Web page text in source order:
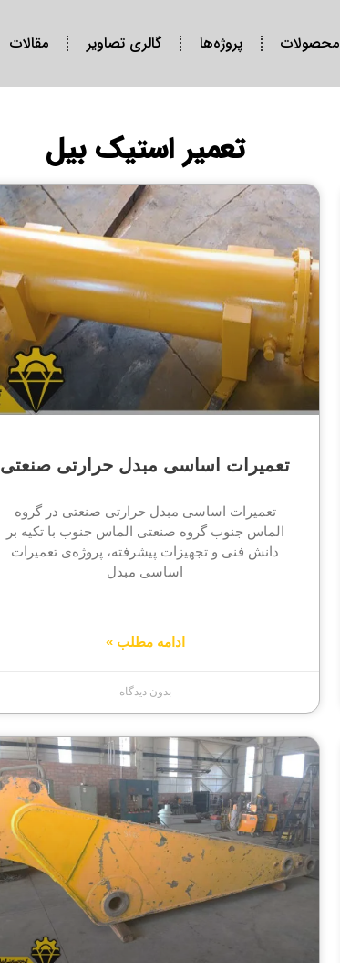
محصولات پروژه‌ها گالری تصاویر مقالات
تعمیر استیک بیل
تعمیرات اساسی مبدل حرارتی صنعتی
تعمیرات اساسی مبدل حرارتی صنعتی در گروه
الماس جنوب گروه صنعتی الماس جنوب با تکیه بر
دانش فنی و تجهیزات پیشرفته، پروژه‌ی تعمیرات
اساسی مبدل
ادامه مطلب »
بدون دیدگاه